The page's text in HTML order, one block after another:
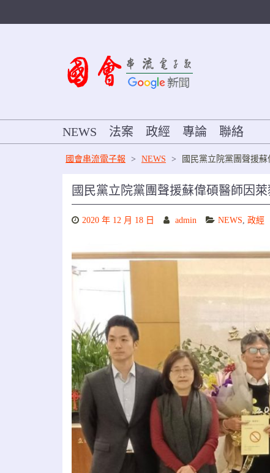
NEWS 法案 政經 專論 聯絡
國會串流電子報 > NEWS > 國民黨立院黨團聲援
國民黨立院黨團聲援蘇偉碩醫師因
2020 年 12 月 18 日 admin NEWS, 政經